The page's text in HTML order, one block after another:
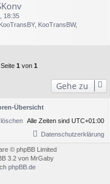
18:35
KooTransBW,
1 von 1
Gehe zu
Übersicht
Alle Zeiten sind UTC+01:00
Datenschutzerklärung
© phpBB Limited
3.2 von MrGaby
phpBB.de